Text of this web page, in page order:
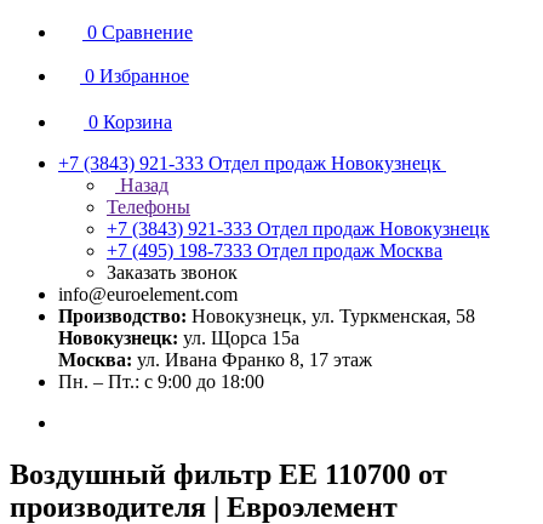
0 Сравнение
0 Избранное
0 Корзина
+7 (3843) 921-333 Отдел продаж Новокузнецк
Назад
Телефоны
+7 (3843) 921-333 Отдел продаж Новокузнецк
+7 (495) 198-7333 Отдел продаж Москва
Заказать звонок
info@euroelement.com
Производство: Новокузнецк, ул. Туркменская, 58
Новокузнецк: ул. Щорса 15а
Москва: ул. Ивана Франко 8, 17 этаж
Пн. – Пт.: с 9:00 до 18:00
Воздушный фильтр ЕЕ 110700 от
производителя | Евроэлемент